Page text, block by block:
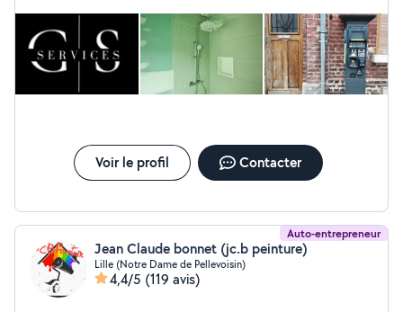
Voir le profil Contacter
Auto-entrepreneur
Jean Claude bonnet (jc.b peinture)
Lille (Notre Dame de Pellevoisin)
4,4/5 (119 avis)